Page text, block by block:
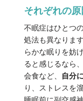
それぞれの
不眠症はひとつ
処法も異なりま
らかな眠りを妨
ると感じるなら
会食など、
自分
り、ストレスを